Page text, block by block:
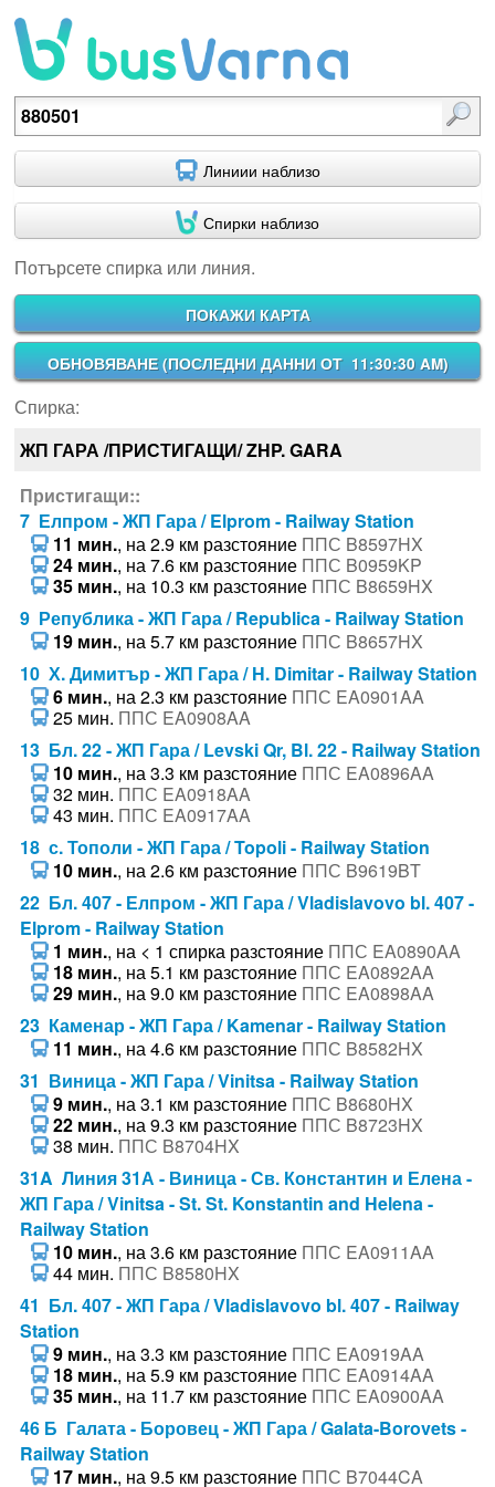
Потърсете спирка или линия.
Линиии наблизо
Спирки наблизо
Потърсете спирка или линия.
ПОКАЖИ КАРТА
ОБНОВЯВАНЕ (ПОСЛЕДНИ ДАННИ ОТ 11:30:30 AM)
Спирка:
ЖП ГАРА /ПРИСТИГАЩИ/ ZHP. GARA
Пристигащи::
7 Елпром - ЖП Гара / Elprom - Railway Station
11 мин., на 2.9 км разстояние ППС B8597HX
24 мин., на 7.6 км разстояние ППС B0959KP
35 мин., на 10.3 км разстояние ППС B8659HX
9 Република - ЖП Гара / Republica - Railway Station
19 мин., на 5.7 км разстояние ППС B8657HX
10 Х. Димитър - ЖП Гара / H. Dimitar - Railway Station
6 мин., на 2.3 км разстояние ППС EA0901AA
25 мин. ППС EA0908AA
13 Бл. 22 - ЖП Гара / Levski Qr, Bl. 22 - Railway Station
10 мин., на 3.3 км разстояние ППС EA0896AA
32 мин. ППС EA0918AA
43 мин. ППС EA0917AA
18 с. Тополи - ЖП Гара / Topoli - Railway Station
10 мин., на 2.6 км разстояние ППС B9619BT
22 Бл. 407 - Елпром - ЖП Гара / Vladislavovo bl. 407 -
Elprom - Railway Station
1 мин., на < 1 спирка разстояние ППС EA0890AA
18 мин., на 5.1 км разстояние ППС EA0892AA
29 мин., на 9.0 км разстояние ППС EA0898AA
23 Каменар - ЖП Гара / Kamenar - Railway Station
11 мин., на 4.6 км разстояние ППС B8582HX
31 Виница - ЖП Гара / Vinitsa - Railway Station
9 мин., на 3.1 км разстояние ППС B8680HX
22 мин., на 9.3 км разстояние ППС B8723HX
38 мин. ППС B8704HX
31A Линия 31А - Виница - Св. Константин и Елена -
ЖП Гара / Vinitsa - St. St. Konstantin and Helena -
Railway Station
10 мин., на 3.6 км разстояние ППС EA0911AA
44 мин. ППС B8580HX
41 Бл. 407 - ЖП Гара / Vladislavovo bl. 407 - Railway
Station
9 мин., на 3.3 км разстояние ППС EA0919AA
18 мин., на 5.9 км разстояние ППС EA0914AA
35 мин., на 11.7 км разстояние ППС EA0900AA
46 Б Галата - Боровец - ЖП Гара / Galata-Borovets -
Railway Station
17 мин., на 9.5 км разстояние ППС B7044CA